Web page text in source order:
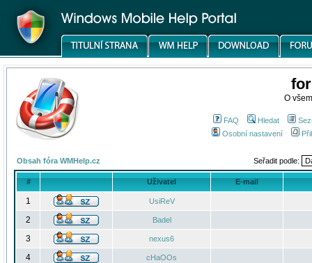
O
FAQ Hledat
Osobní nastavení
Obsah fóra WMHelp.cz Seřadit podle:
# Uživatel E-mail
1 UsiReV
2 Badel
3 nexus6
4 cHaOOs